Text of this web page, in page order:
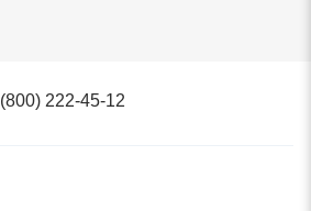
(800) 222-45-12